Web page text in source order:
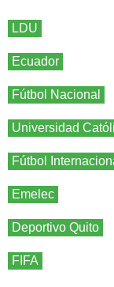
LDU
Ecuador
Fútbol Nacional
Universidad
Fútbol
Emelec
Deportivo Quito
FIFA